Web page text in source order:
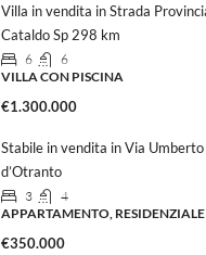
Villa in vendita in Strada
Cataldo Sp 298 km
6
6
VILLA CON PISCINA
€1.300.000
Stabile in vendita in Via
d’Otranto
3
4
APPARTAMENTO, RESIDENZIALE
€350.000